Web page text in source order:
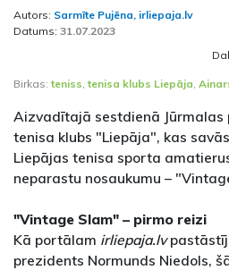
Autors: Sarmīte Pujēna, irliepaja.lv
Datums: 31.07.2023
Birkas:teniss ,tenisa klubs Liepāja
Aizvadītajā sestdienā Jūrmalas
tenisa klubs "Liepāja", kas
Liepājas tenisa sporta
neparastu nosaukumu –
"Vintage Slam" – pirmo reizi
Kā portālam irliepaja.lv
prezidents Normunds Niedols,